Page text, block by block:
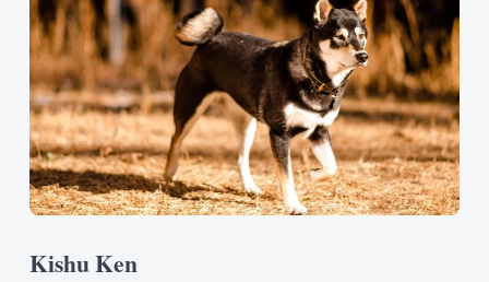
Kishu Ken